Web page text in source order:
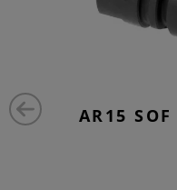
AR15 SOF